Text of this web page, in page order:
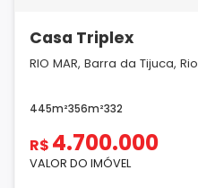
Casa Triplex
RIO MAR, Barra da Tijuca,
445m²356m²332
R$ 4.700.000
VALOR DO IMÓVEL